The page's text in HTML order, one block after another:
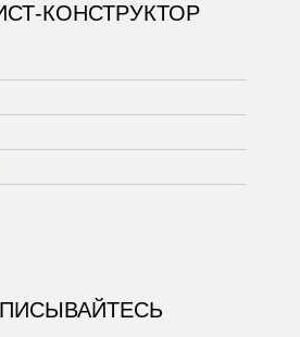
КОНСТРУКТОР